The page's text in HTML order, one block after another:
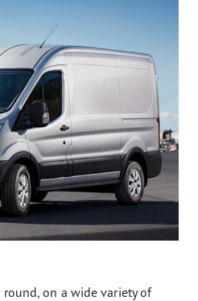
on a wide variety of